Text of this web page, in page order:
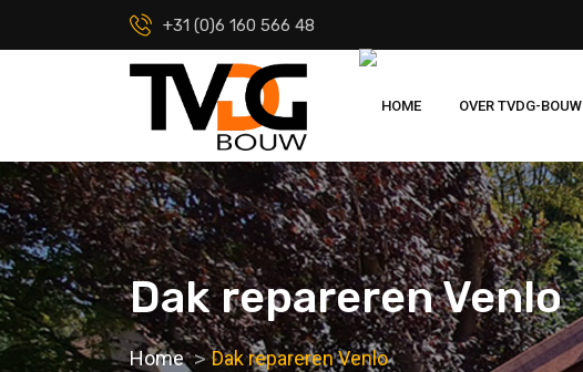
+31 (0)6 160 566 48
HOME OVER TVDG-BOUW
Dak repareren Venlo
Home Dak repareren Venlo